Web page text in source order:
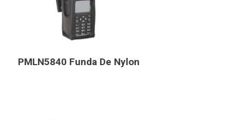
PMLN5840 Funda De Nylon